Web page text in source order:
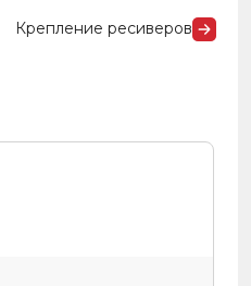
Крепление ресиверов